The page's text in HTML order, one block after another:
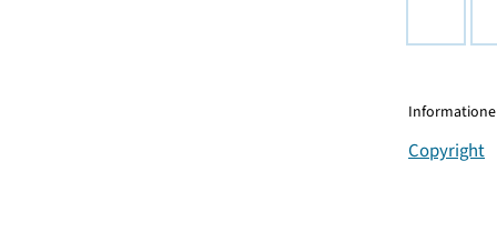
Copyright